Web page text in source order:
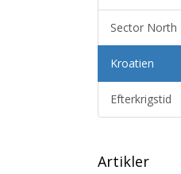
Sector North
Kroatien
Efterkrigstid
Artikler